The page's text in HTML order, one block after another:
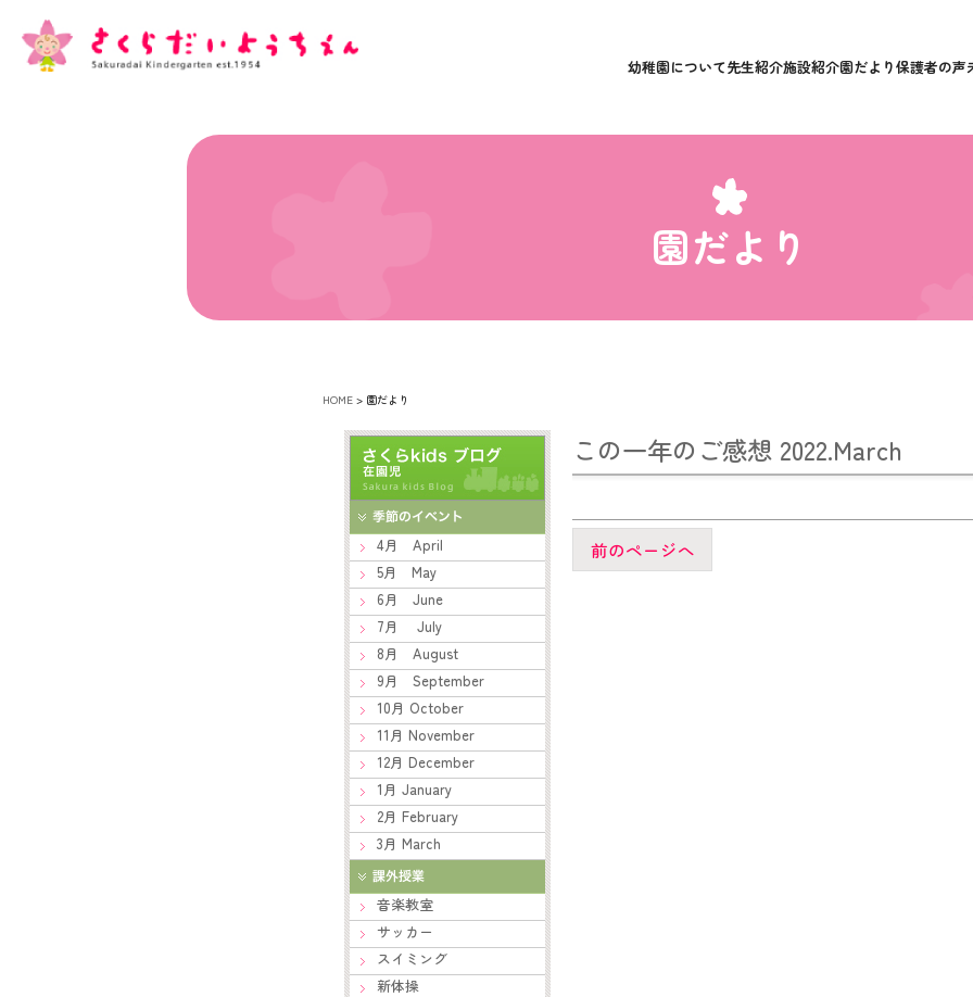
幼稚園について先生紹介施設紹介園だより保護者の声
園だより
HOME > 園だより
4月 April
5月 May
6月 June
7月 July
8月 August
9月 September
10月 October
11月 November
12月 December
1月 January
2月 February
3月 March
音楽教室
サッカー
スイミング
新体操
この一年のご感想 2022.March
前のページへ